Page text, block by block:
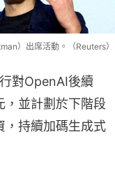
）出席活動。（Reuters）
對OpenAI後續
，並計劃於下階段
，持續加碼生成式